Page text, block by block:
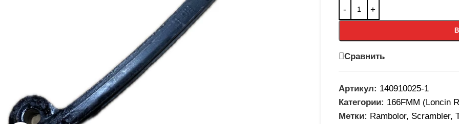
Сравнить
Артикул: 140910025-1
Категории: 166FMM (Loncin
Метки: Rambolor, Scrambler,